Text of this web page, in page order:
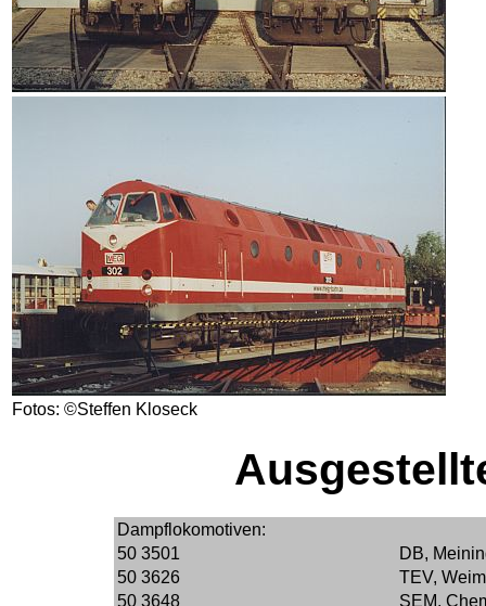
Fotos: ©Steffen Kloseck
Dampflokomotiven:
50 3501
DB,
50 3626
TEV,
50 3648
SEM,